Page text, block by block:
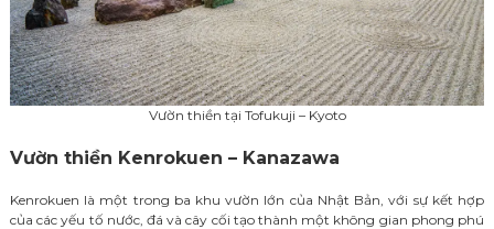
Vườn thiền tại Tofukuji – Kyoto
Vườn thiền Kenrokuen – Kanazawa
Kenrokuen là một trong ba khu vườn lớn của Nhật Bản, với sự kết hợp
của các yếu tố nước, đá và cây cối tạo thành một không gian phong phú